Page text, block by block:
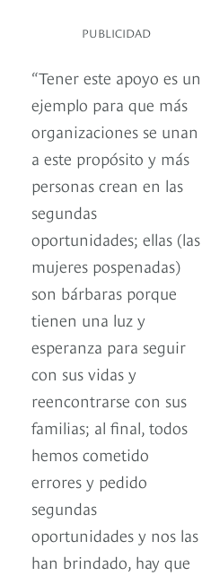
PUBLICIDAD
“Tener este apoyo es un
ejemplo para que más
organizaciones se unan
a este propósito y más
personas crean en las
segundas
oportunidades; ellas (las
mujeres pospenadas)
son bárbaras porque
tienen una luz y
esperanza para seguir
con sus vidas y
reencontrarse con sus
familias; al final, todos
hemos cometido
errores y pedido
segundas
oportunidades y nos las
han brindado, hay que